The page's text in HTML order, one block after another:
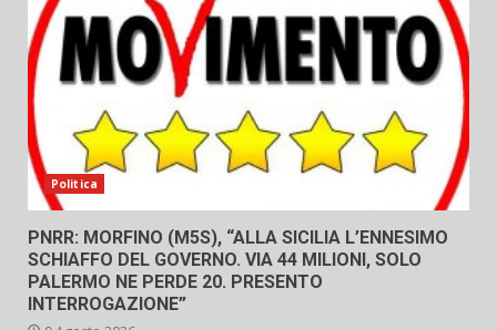
Politica
PNRR: MORFINO (M5S), “ALLA SICILIA L’ENNESIMO
SCHIAFFO DEL GOVERNO. VIA 44 MILIONI, SOLO
PALERMO NE PERDE 20. PRESENTO
INTERROGAZIONE”